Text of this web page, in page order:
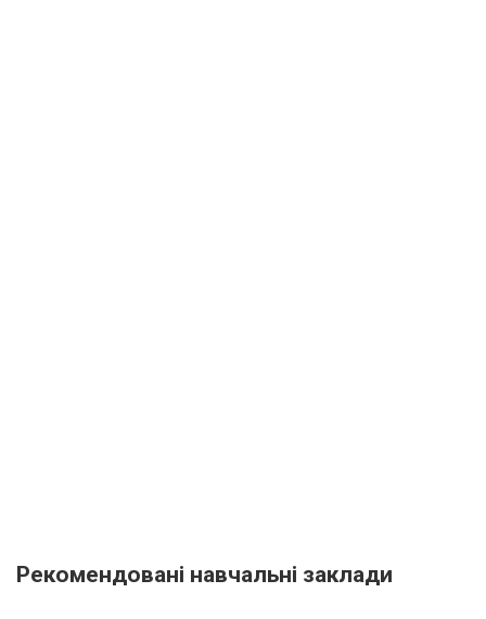
Рекомендовані навчальні заклади